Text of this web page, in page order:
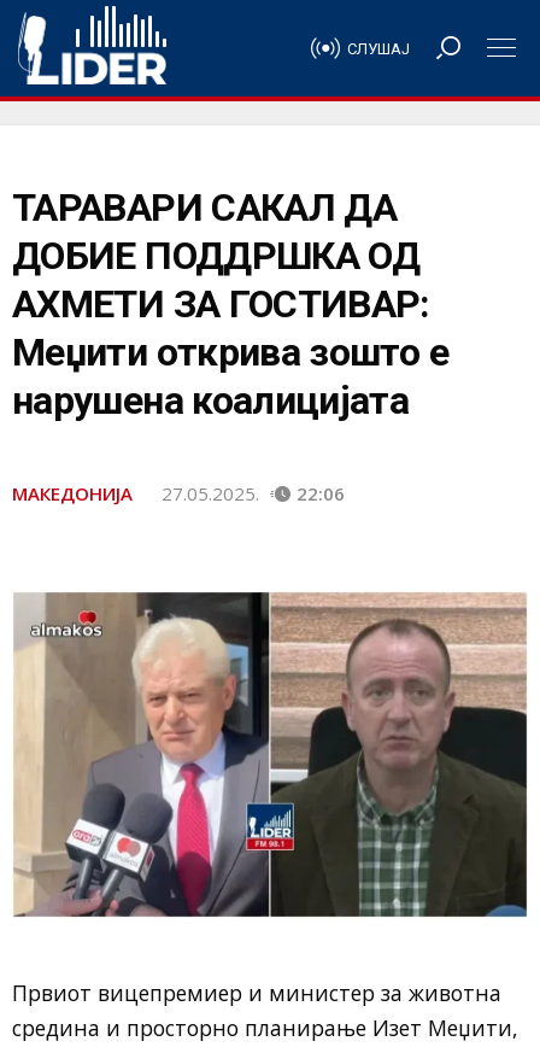
СЛУШАЈ
ТАРАВАРИ САКАЛ ДА
ДОБИЕ ПОДДРШКА ОД
АХМЕТИ ЗА ГОСТИВАР:
Меџити открива зошто е
нарушена коалицијата
МАКЕДОНИЈА 27.05.2025. 22:06
Првиот вицепремиер и министер за животна
средина и просторно планирање Изет Меџити,